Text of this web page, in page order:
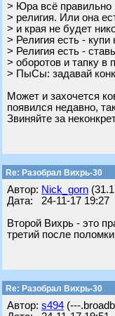
> Юра всё правильно
> религия. Или она
> и края не будет
> Религия есть - купи
> Религия есть -
> оборотов и тапку в
> ПыСы: задавай
Может и захочется
появился недавно,
Звиняйте за
Re: Разобрал Вихрь-30
Автор: Nick_gorn
Дата: 24-11-17 19:27
Второй Вихрь - это
третий после
Re: Разобрал Вихрь-30
Автор: s494 (---